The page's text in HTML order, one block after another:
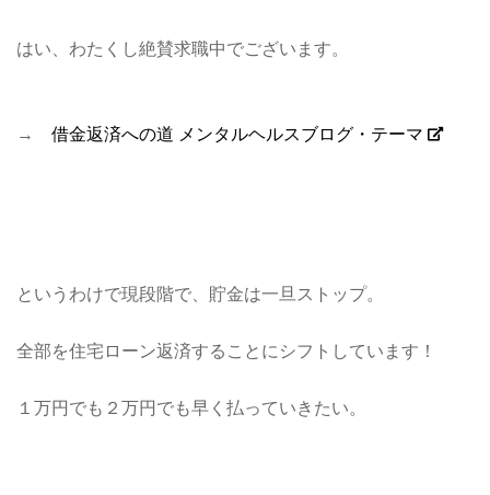
はい、わたくし絶賛求職中でございます。
→ 借金返済への道 メンタルヘルスブログ・テーマ
というわけで現段階で、貯金は一旦ストップ。
全部を住宅ローン返済することにシフトしています！
１万円でも２万円でも早く払っていきたい。